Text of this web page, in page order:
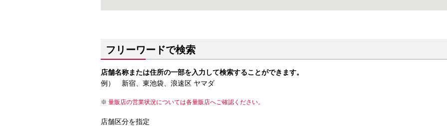
フリーワードで検索
店舗名称または住所の一部を入力して検索することができます。
例） 新宿、東池袋、浪速区 ヤマダ
量販店の営業状況については各量販店へご確認ください。
店舗区分を指定